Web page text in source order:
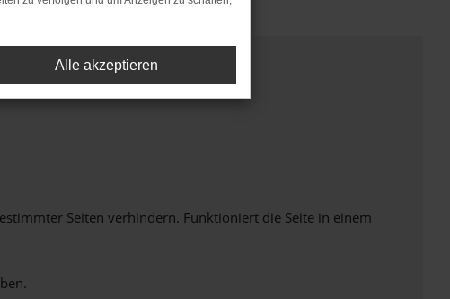
Seiten verhindern. Funktioniert die Seite in einem
Alle akzeptieren